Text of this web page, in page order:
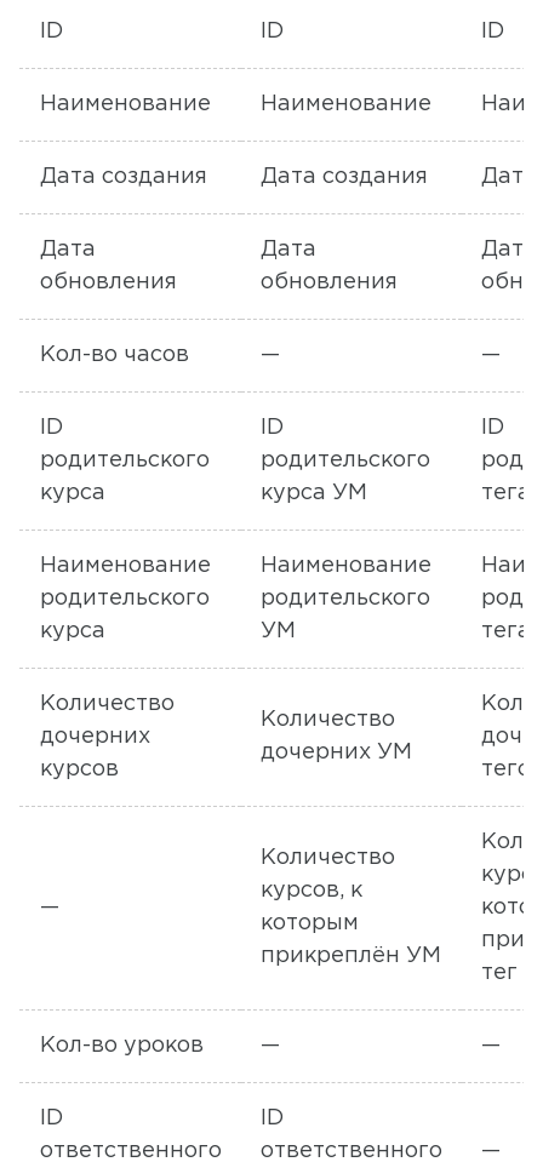
ID ID ID
Наименование Наименование
Дата создания Дата создания Дата
Дата
обновления
Дата
обновления
Дата
Кол-во часов — —
ID
родительского
курса
ID
родительского
курса УМ
ID
тега
Наименование
родительского
курса
Наименование
родительского
УМ
тега
Количество
дочерних
курсов
Количество
дочерних УМ
тегов
—
Количество
курсов, к
которым
прикреплён УМ
тег
Кол-во уроков — —
ID
ответственного
ID
ответственного
—